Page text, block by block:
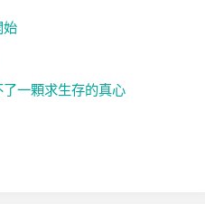
始
一顆求生存的真心